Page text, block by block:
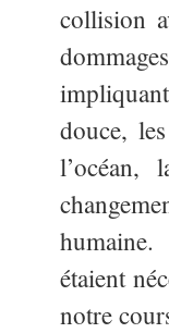
collision
douce,
l’océan,
étaient
notre